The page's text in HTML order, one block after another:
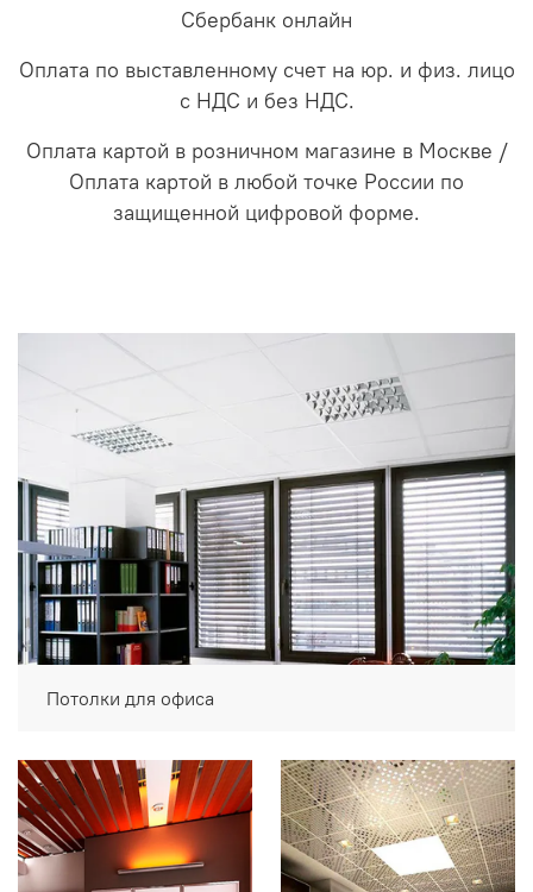
Сбербанк онлайн
Оплата по выставленному счет на юр. и физ. лицо
с НДС и без НДС.
Оплата картой в розничном магазине в Москве /
Оплата картой в любой точке России по
защищенной цифровой форме.
Потолки для офиса